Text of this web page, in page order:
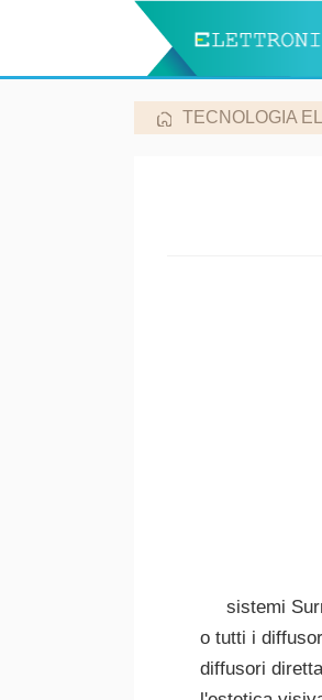
TECNOLOGIA
sistemi
o tutti i
diffusori